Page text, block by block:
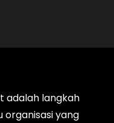
adalah langkah
organisasi yang